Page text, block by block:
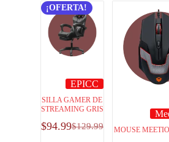
¡OFERTA!
EPICC
SILLA GAMER DE
STREAMING GRIS
$129.99
$94.99 MOUSE